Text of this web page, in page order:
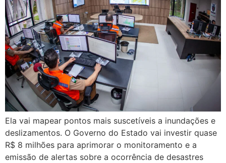
Ela vai mapear pontos mais suscetíveis a inundações e
deslizamentos. O Governo do Estado vai investir quase
R$ 8 milhões para aprimorar o monitoramento e a
emissão de alertas sobre a ocorrência de desastres